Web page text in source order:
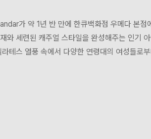
가 약 1년 반 만에 한큐백화점 우메다 본점
와 세련된 캐주얼 스타일을 완성해주는 인기
테스 열풍 속에서 다양한 연령대의 여성들로